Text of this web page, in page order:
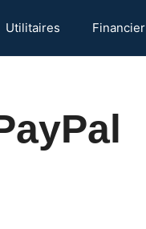
Utilitaires Financier